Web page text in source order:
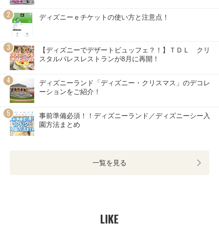
ディズニーｅチケットの使い方と注意点！
【ディズニーでデザートビュッフェ？！】ＴＤＬ クリ
スタルパレスレストランが8月に再開！
ディズニーランド「ディズニー・クリスマス」のデコレ
ーションをご紹介！
事前準備必須！！ディズニーランド／ディズニーシー入
園方法まとめ
一覧を見る
LIKE